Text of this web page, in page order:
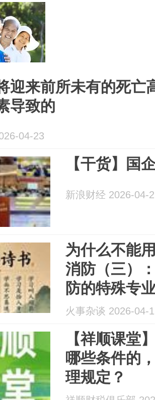
迎来前所未有的死亡
导致的
04-23
【干货】国
新浪财经 2026-04-
为什么不能
消防（三）
防的特殊专
火事杂谈 2026-04-
【祥顺课堂
哪些条件的
理规定？